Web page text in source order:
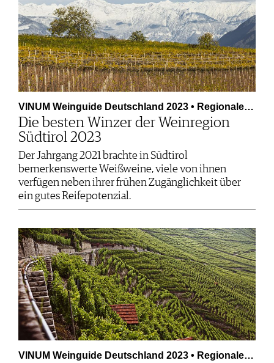
VINUM Weinguide Deutschland 2023 • Regionale…
Die besten Winzer der Weinregion
Südtirol 2023
Der Jahrgang 2021 brachte in Südtirol
bemerkenswerte Weißweine, viele von ihnen
verfügen neben ihrer frühen Zugänglichkeit über
ein gutes Reifepotenzial.
VINUM Weinguide Deutschland 2023 • Regionale…